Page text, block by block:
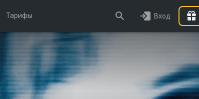
Тарифы Вход